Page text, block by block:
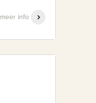
meer info